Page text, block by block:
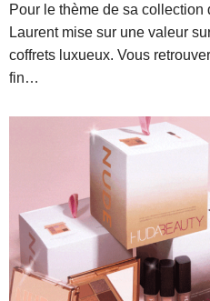
Pour le thème de sa
Laurent mise sur une valeur
coffrets luxueux. Vous
fin…